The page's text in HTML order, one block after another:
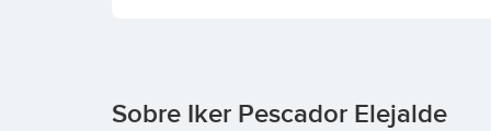
Sobre Iker Pescador Elejalde